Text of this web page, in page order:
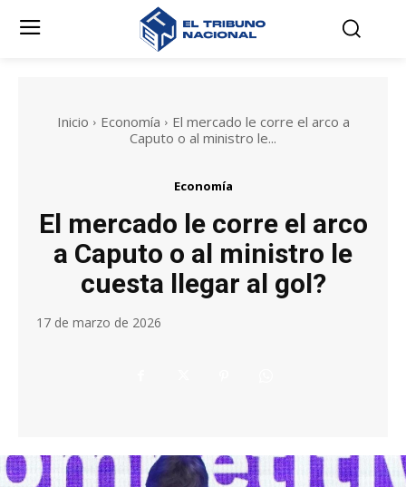
Inicio Economía
El mercado le corre el arco a
Caputo o al ministro le...
Economía
El mercado le corre el arco
a Caputo o al ministro le
cuesta llegar al gol?
17 de marzo de 2026